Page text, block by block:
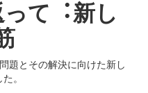
て︓新し
題とその解決に向けた新し
。